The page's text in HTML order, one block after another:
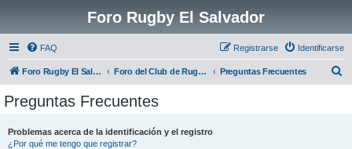
Foro Rugby El Salvador
FAQ Identificarse
Registrarse
Foro Rugby El Salvador Foro del Club de Rugby El Salvador Preguntas Frecuentes
Preguntas Frecuentes
Problemas acerca de la identificación y el registro
¿Por qué me tengo que registrar?